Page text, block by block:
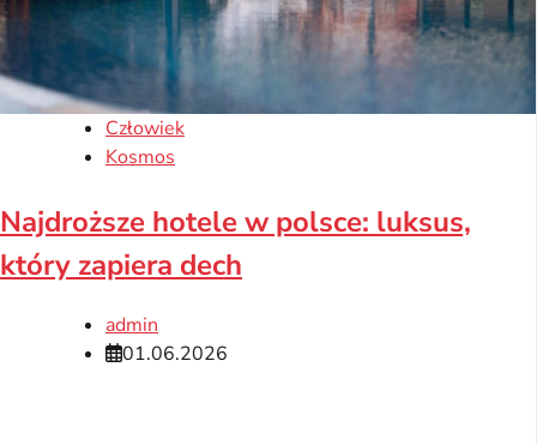
Człowiek
Kosmos
Najdroższe hotele w polsce: luksus,
który zapiera dech
admin
01.06.2026